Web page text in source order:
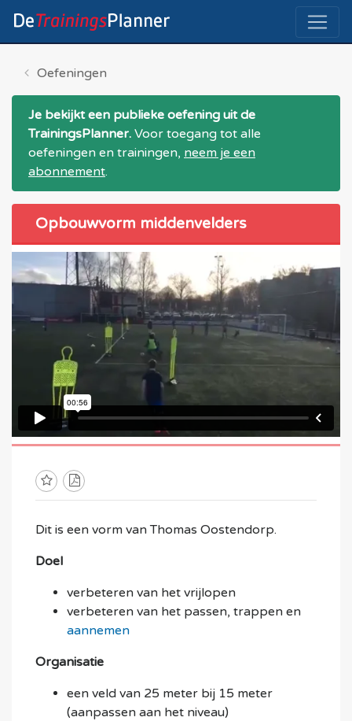
Oefeningen
Je bekijkt een publieke oefening uit de
TrainingsPlanner. Voor toegang tot alle
oefeningen en trainingen, neem je een
abonnement.
Opbouwvorm middenvelders
Dit is een vorm vanThomas Oostendorp.
Doel
verbeteren van het vrijlopen
verbeteren van het passen, trappen en
aannemen
Organisatie
een veld van 25 meter bij 15 meter
(aanpassen aan het niveau)